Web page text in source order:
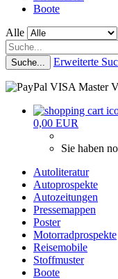
Boote
Alle
Suche... Erweiterte
0,00 EUR
Sie haben
Autoliteratur
Autoprospekte
Autozeitungen
Pressemappen
Poster
Motorradprospekte
Reisemobile
Stoffmuster
Boote